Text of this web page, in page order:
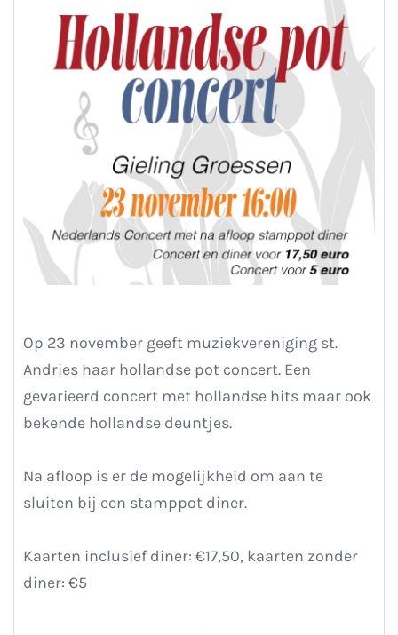
Op 23 november geeft muziekvereniging st.
Andries haar hollandse pot concert. Een
gevarieerd concert met hollandse hits maar ook
bekende hollandse deuntjes.
Na afloop is er de mogelijkheid om aan te
sluiten bij een stamppot diner.
Kaarten inclusief diner: €17,50, kaarten zonder
diner: €5